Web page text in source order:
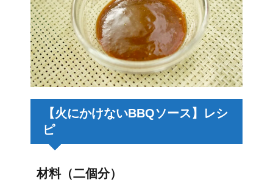
【火にかけないBBQソース】レシ
ピ
材料（二個分）